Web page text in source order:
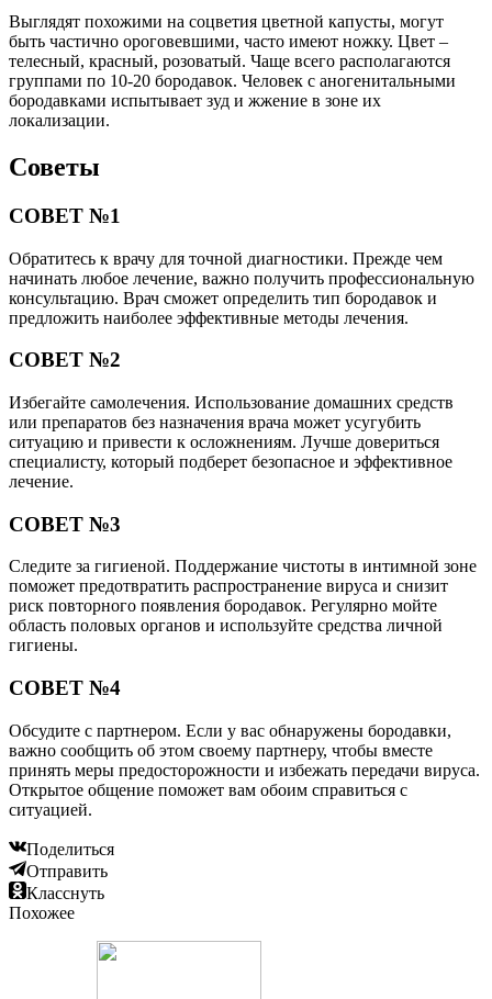
Выглядят похожими на соцветия цветной капусты, могут
быть частично ороговевшими, часто имеют ножку. Цвет –
телесный, красный, розоватый. Чаще всего располагаются
группами по 10-20 бородавок. Человек с аногенитальными
бородавками испытывает зуд и жжение в зоне их
локализации.
Советы
СОВЕТ №1
Обратитесь к врачу для точной диагностики. Прежде чем
начинать любое лечение, важно получить профессиональную
консультацию. Врач сможет определить тип бородавок и
предложить наиболее эффективные методы лечения.
СОВЕТ №2
Избегайте самолечения. Использование домашних средств
или препаратов без назначения врача может усугубить
ситуацию и привести к осложнениям. Лучше довериться
специалисту, который подберет безопасное и эффективное
лечение.
СОВЕТ №3
Следите за гигиеной. Поддержание чистоты в интимной зоне
поможет предотвратить распространение вируса и снизит
риск повторного появления бородавок. Регулярно мойте
область половых органов и используйте средства личной
гигиены.
СОВЕТ №4
Обсудите с партнером. Если у вас обнаружены бородавки,
важно сообщить об этом своему партнеру, чтобы вместе
принять меры предосторожности и избежать передачи вируса.
Открытое общение поможет вам обоим справиться с
ситуацией.
Поделиться
Отправить
Класснуть
Похожее